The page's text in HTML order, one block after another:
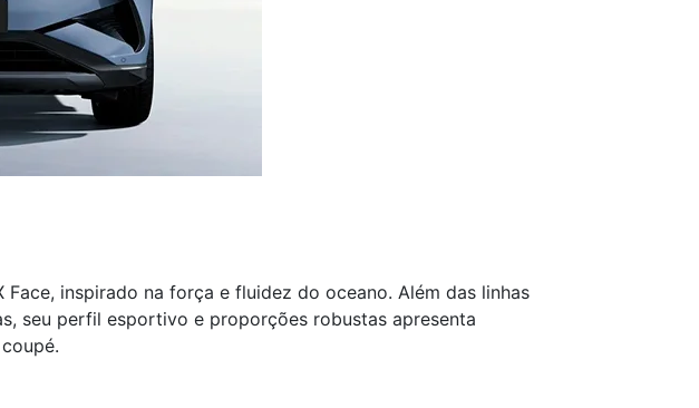
inspirado na força e fluidez do oceano. Além das linhas
seu perfil esportivo e proporções robustas apresenta